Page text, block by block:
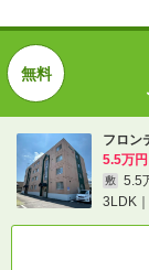
フロン
5.5万円
敷 5.5
3LDK